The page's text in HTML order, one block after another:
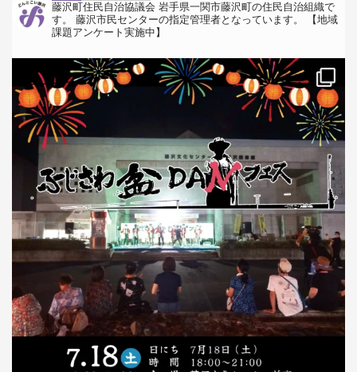
藤沢町住民自治協議会 岩手県一関市藤沢町の住民自治組織で
す。
藤沢市民センターの指定管理者となっています。
【地域
課題アンケート実施中】